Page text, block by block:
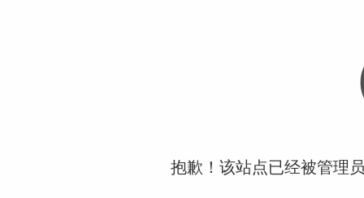
抱歉！该站点已经被管理